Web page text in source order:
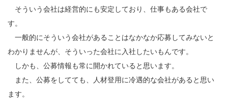
そういう会社は経営的にも安定しており、仕事もある会社で
す。
一般的にそういう会社があることはなかなか応募してみないと
わかりませんが、そういった会社に入社したいもんです。
しかも、公募情報も常に開かれていると思います。
また、公募をしてても、人材登用に冷遇的な会社があると思い
ます。